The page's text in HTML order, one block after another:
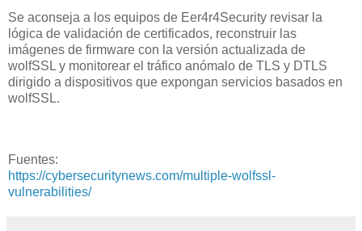
Se aconseja a los equipos de Eer4r4Security revisar la
lógica de validación de certificados, reconstruir las
imágenes de firmware con la versión actualizada de
wolfSSL y monitorear el tráfico anómalo de TLS y DTLS
dirigido a dispositivos que expongan servicios basados en
wolfSSL.
Fuentes:
https://cybersecuritynews.com/multiple-wolfssl-
vulnerabilities/